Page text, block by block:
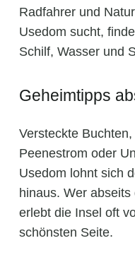
Radfahrer und
Usedom sucht,
Schilf, Wasser und
Geheimtipps
Versteckte
Peenestrom oder
Usedom lohnt sich
hinaus. Wer
erlebt die Insel oft
schönsten Seite.